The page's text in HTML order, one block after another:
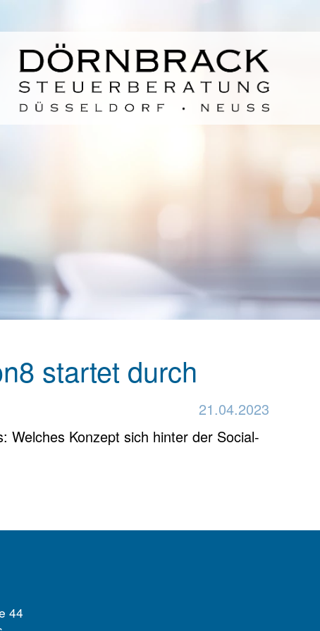
startet durch
21.04.2023
Welches Konzept sich hinter der Social-
44